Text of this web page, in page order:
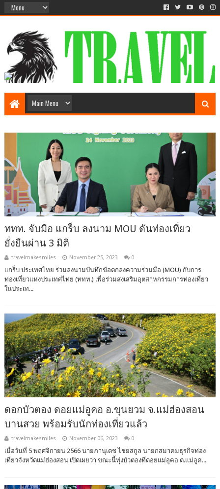
ททท. จับมือ แกร็บ ลงนาม MOU ดันท่องเที่ยว
ยั่งยืนผ่าน 3 มิติ
travelmakesmiles November 25, 2023 0
แกร็บ ประเทศไทย ร่วมลงนามบันทึกข้อตกลงความร่วมมือ (MOU) กับการ
ท่องเที่ยวแห่งประเทศไทย (ททท.) เพื่อร่วมส่งเสริมอุตสาหกรรมการท่องเที่ยว
ในประเท...
ดอกบัวตอง ดอยแม่อูคอ อ.ขุนยวม จ.แม่ฮ่องสอน
บานสวย พร้อมรับนักท่องเที่ยวแล้ว
travelmakesmiles November 06, 2023 0
เมื่อวันที่ 5 พฤศจิกายน 2566 นายภานุเดช ไชยสกูล นายกสมาคมธุรกิจท่อง
เที่ยวจังหวัดแม่ฮ่องสอน เปิดเผยว่า ขณะนี้ทุ่งบัวตองที่ดอยแม่อูคอ ต.แม่อูค...